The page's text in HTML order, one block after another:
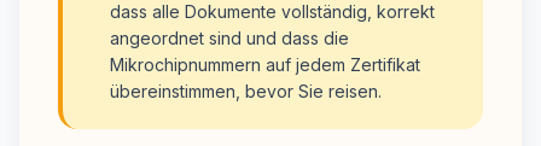
dass alle Dokumente vollständig, korrekt
angeordnet sind und dass die
Mikrochipnummern auf jedem Zertifikat
übereinstimmen, bevor Sie reisen.